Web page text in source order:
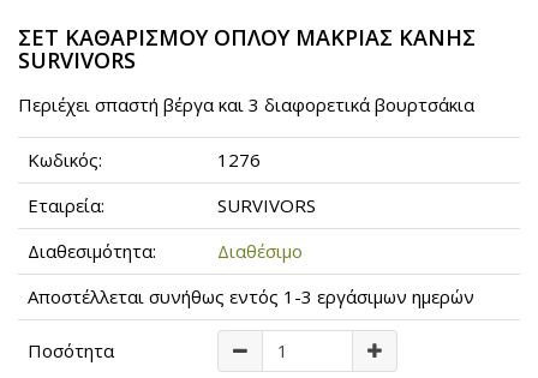
ΣΕΤ ΚΑΘΑΡΙΣΜΟΥ ΟΠΛΟΥ ΜΑΚΡΙΑΣ ΚΑΝΗΣ
SURVIVORS
Περιέχει σπαστή βέργα και 3 διαφορετικά βουρτσάκια
Κωδικός:
1276
Εταιρεία:
SURVIVORS
Διαθεσιμότητα:
Διαθέσιμο
Αποστέλλεται συνήθως εντός 1-3 εργάσιμων ημερών
Ποσότητα